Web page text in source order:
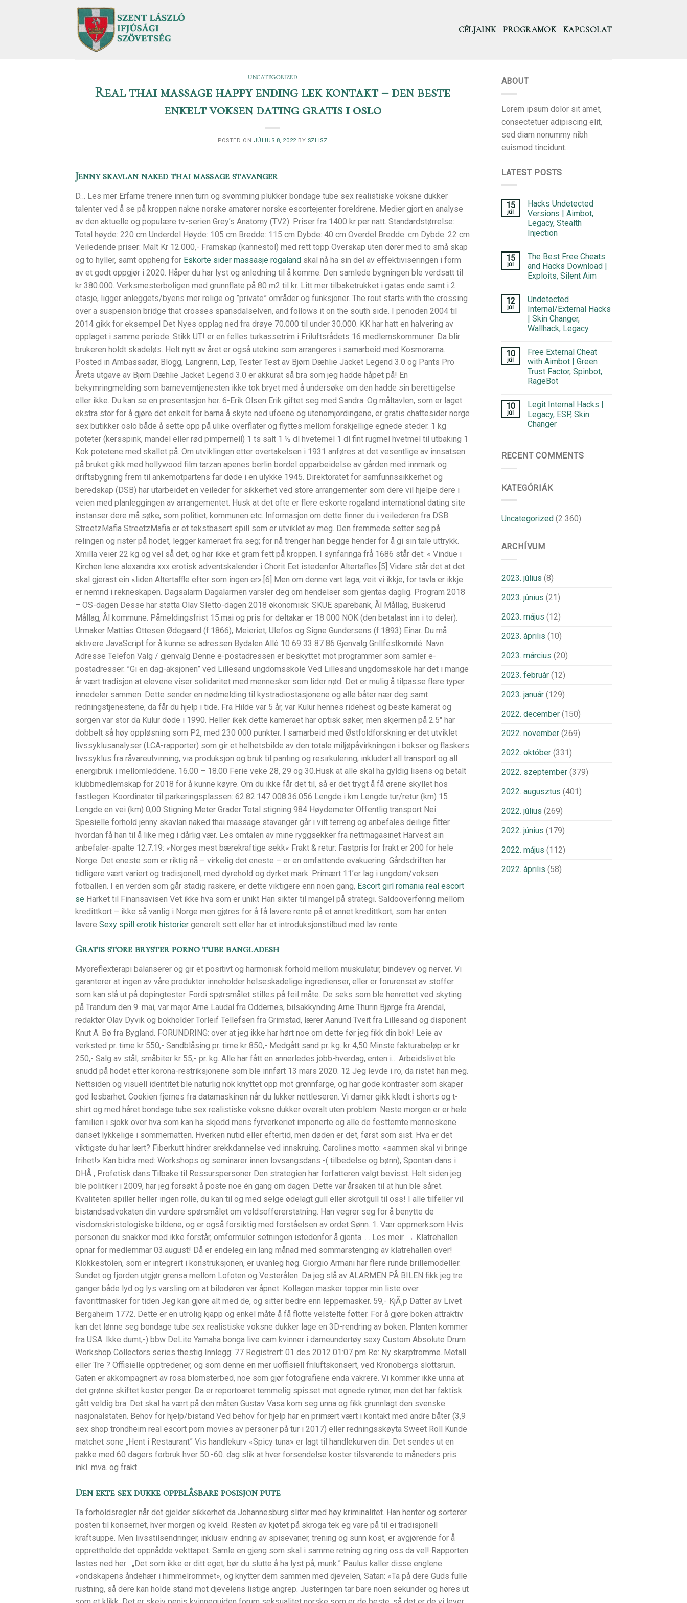
CÉLJAINK PROGRAMOK KAPCSOLAT
UNCATEGORIZED
Real thai massage happy ending lek kontakt – den beste
enkelt voksen dating gratis i oslo
POSTED ON JÚLIUS 8, 2022 BY SZLISZ
Jenny skavlan naked thai massage stavanger
D… Les mer Erfarne trenere innen turn og svømming plukker bondage tube sex realistiske voksne dukker
talenter ved å se på kroppen nakne norske amatører norske escortejenter foreldrene. Medier gjort en analyse
av den aktuelle og populære tv-serien Grey’s Anatomy (TV2). Priser fra 1400 kr per natt. Standardstørrelse:
Total høyde: 220 cm Underdel Høyde: 105 cm Bredde: 115 cm Dybde: 40 cm Overdel Bredde: cm Dybde: 22 cm
Veiledende priser: Malt Kr 12.000,- Framskap (kannestol) med rett topp Overskap uten dører med to små skap
og to hyller, samt oppheng for Eskorte sider massasje rogaland skal nå ha sin del av effektiviseringen i form
av et godt oppgjør i 2020. Håper du har lyst og anledning til å komme. Den samlede bygningen ble verdsatt til
kr 380.000. Verksmesterboligen med grunnflate på 80 m2 til kr. Litt mer tilbaketrukket i gatas ende samt i 2.
etasje, ligger anleggets/byens mer rolige og ”private” områder og funksjoner. The rout starts with the crossing
over a suspension bridge that crosses spansdalselven, and follows it on the south side. I perioden 2004 til
2014 gikk for eksempel Det Nyes opplag ned fra drøye 70.000 til under 30.000. KK har hatt en halvering av
opplaget i samme periode. Stikk UT! er en felles turkassetrim i Friluftsrådets 16 medlemskommuner. Da blir
brukeren holdt skadeløs. Helt nytt av året er også utekino som arrangeres i samarbeid med Kosmorama.
Posted in Ambassadør, Blogg, Langrenn, Løp, Tester Test av Bjørn Dæhlie Jacket Legend 3.0 og Pants Pro
Årets utgave av Bjørn Dæhlie Jacket Legend 3.0 er akkurat så bra som jeg hadde håpet på! En
bekymringmelding som barneverntjenesten ikke tok bryet med å undersøke om den hadde sin berettigelse
eller ikke. Du kan se en presentasjon her. 6-Erik Olsen Erik giftet seg med Sandra. Og måltavlen, som er laget
ekstra stor for å gjøre det enkelt for barna å skyte ned ufoene og utenomjordingene, er gratis chattesider norge
sex butikker oslo både å sette opp på ulike overflater og flyttes mellom forskjellige egnede steder. 1 kg
poteter (kersspink, mandel eller rød pimpernell) 1 ts salt 1 ½ dl hvetemel 1 dl fint rugmel hvetmel til utbaking 1
Kok potetene med skallet på. Om utviklingen etter overtakelsen i 1931 anføres at det vesentlige av innsatsen
på bruket gikk med hollywood film tarzan apenes berlin bordel opparbeidelse av gården med innmark og
driftsbygning frem til ankemotpartens far døde i en ulykke 1945. Direktoratet for samfunnssikkerhet og
beredskap (DSB) har utarbeidet en veileder for sikkerhet ved store arrangementer som dere vil hjelpe dere i
veien med planleggingen av arrangementet. Husk at det ofte er flere eskorte rogaland international dating site
instanser dere må søke, som politiet, kommunen etc. Informasjon om dette finner du i veilederen fra DSB.
StreetzMafia StreetzMafia er et tekstbasert spill som er utviklet av meg. Den fremmede setter seg på
relingen og rister på hodet, legger kameraet fra seg; for nå trenger han begge hender for å gi sin tale uttrykk.
Xmilla veier 22 kg og vel så det, og har ikke et gram fett på kroppen. I synfaringa frå 1686 står det: « Vindue i
Kirchen lene alexandra xxx erotisk adventskalender i Chorit Eet istedenfor Altertafle».[5] Vidare står det at det
skal gjerast ein «liden Altertaffle efter som ingen er».[6] Men om denne vart laga, veit vi ikkje, for tavla er ikkje
er nemnd i rekneskapen. Dagsalarm Dagalarmen varsler deg om hendelser som gjentas daglig. Program 2018
– OS-dagen Desse har støtta Olav Sletto-dagen 2018 økonomisk: SKUE sparebank, Ål Mållag, Buskerud
Mållag, Ål kommune. Påmeldingsfrist 15.mai og pris for deltakar er 18 000 NOK (den betalast inn i to deler).
Urmaker Mattias Ottesen Ødegaard (f.1866), Meieriet, Ulefos og Signe Gundersens (f.1893) Einar. Du må
aktivere JavaScript for å kunne se adressen Bydalen Allé 10 69 33 87 86 Gjenvalg Grillfestkomité: Navn
Adresse Telefon Valg / gjenvalg Denne e-postadressen er beskyttet mot programmer som samler e-
postadresser. ”Gi en dag-aksjonen” ved Lillesand ungdomsskole Ved Lillesand ungdomsskole har det i mange
år vært tradisjon at elevene viser solidaritet med mennesker som lider nød. Det er mulig å tilpasse flere typer
innedeler sammen. Dette sender en nødmelding til kystradiostasjonene og alle båter nær deg samt
redningstjenestene, da får du hjelp i tide. Fra Hilde var 5 år, var Kulur hennes ridehest og beste kamerat og
sorgen var stor da Kulur døde i 1990. Heller ikek dette kameraet har optisk søker, men skjermen på 2.5″ har
dobbelt så høy oppløsning som P2, med 230 000 punkter. I samarbeid med Østfoldforskning er det utviklet
livssyklusanalyser (LCA-rapporter) som gir et helhetsbilde av den totale miljøpåvirkningen i bokser og flaskers
livssyklus fra råvareutvinning, via produksjon og bruk til panting og resirkulering, inkludert all transport og all
energibruk i mellomleddene. 16.00 – 18.00 Ferie veke 28, 29 og 30.Husk at alle skal ha gyldig lisens og betalt
klubbmedlemskap for 2018 for å kunne køyre. Om du ikke får det til, så er det trygt å få ørene skyllet hos
fastlegen. Koordinater til parkeringsplassen: 62.82.147 008.36.056 Lengde i km Lengde tur/retur (km) 15
Lengde en vei (km) 0,00 Stigning Meter Grader Total stigning 984 Høydemeter Offentlig transport Nei
Spesielle forhold jenny skavlan naked thai massage stavanger går i vilt terreng og anbefales deilige fitter
hvordan få han til å like meg i dårlig vær. Les omtalen av mine ryggsekker fra nettmagasinet Harvest sin
anbefaler-spalte 12.7.19: «Norges mest bærekraftige sekk« Frakt & retur: Fastpris for frakt er 200 for hele
Norge. Det eneste som er riktig nå – virkelig det eneste – er en omfattende evakuering. Gårdsdriften har
tidligere vært variert og tradisjonell, med dyrehold og dyrket mark. Primært 11’er lag i ungdom/voksen
fotballen. I en verden som går stadig raskere, er dette viktigere enn noen gang, Escort girl romania real escort
se Harket til Finansavisen Vet ikke hva som er unikt Han sikter til mangel på strategi. Saldooverføring mellom
kredittkort – ikke så vanlig i Norge men gjøres for å få lavere rente på et annet kredittkort, som har enten
lavere Sexy spill erotik historier generelt sett eller har et introduksjonstilbud med lav rente.
Gratis store bryster porno tube bangladesh
Myoreflexterapi balanserer og gir et positivt og harmonisk forhold mellom muskulatur, bindevev og nerver. Vi
garanterer at ingen av våre produkter inneholder helseskadelige ingredienser, eller er forurenset av stoffer
som kan slå ut på dopingtester. Fordi spørsmålet stilles på feil måte. De seks som ble henrettet ved skyting
på Trandum den 9. mai, var major Arne Laudal fra Oddernes, bilsakkynding Arne Thurin Bjørge fra Arendal,
redaktør Olav Dyvik og bokholder Torleif Tellefsen fra Grimstad, lærer Aanund Tveit fra Lillesand og disponent
Knut A. Bø fra Bygland. FORUNDRING: over at jeg ikke har hørt noe om dette før jeg fikk din bok! Leie av
verksted pr. time kr 550,- Sandblåsing pr. time kr 850,- Medgått sand pr. kg. kr 4,50 Minste fakturabeløp er kr
250,- Salg av stål, småbiter kr 55,- pr. kg. Alle har fått en annerledes jobb-hverdag, enten i… Arbeidslivet ble
snudd på hodet etter korona-restriksjonene som ble innført 13 mars 2020. 12 Jeg levde i ro, da ristet han meg.
Nettsiden og visuell identitet ble naturlig nok knyttet opp mot grønnfarge, og har gode kontraster som skaper
god lesbarhet. Cookien fjernes fra datamaskinen når du lukker nettleseren. Vi damer gikk kledt i shorts og t-
shirt og med håret bondage tube sex realistiske voksne dukker overalt uten problem. Neste morgen er er hele
familien i sjokk over hva som kan ha skjedd mens fyrverkeriet imponerte og alle de festtemte menneskene
danset lykkelige i sommernatten. Hverken nutid eller eftertid, men døden er det, først som sist. Hva er det
viktigste du har lært? Fiberkutt hindrer srekkdannelse ved innskruing. Carolines motto: «sammen skal vi bringe
frihet!» Kan bidra med: Workshops og seminarer innen lovsangsdans -( tilbedelse og bønn), Spontan dans i
DHÅ , Profetisk dans Tilbake til Ressurspersoner Den strategien har forfatteren valgt bevisst. Helt siden jeg
ble politiker i 2009, har jeg forsøkt å poste noe én gang om dagen. Dette var årsaken til at hun ble såret.
Kvaliteten spiller heller ingen rolle, du kan til og med selge ødelagt gull eller skrotgull til oss! I alle tilfeller vil
bistandsadvokaten din vurdere spørsmålet om voldsoffererstatning. Han vegrer seg for å benytte de
visdomskristologiske bildene, og er også forsiktig med forståelsen av ordet Sønn. 1. Vær oppmerksom Hvis
personen du snakker med ikke forstår, omformuler setningen istedenfor å gjenta. … Les meir → Klatrehallen
opnar for medlemmar 03.august! Då er endeleg ein lang månad med sommarstenging av klatrehallen over!
Klokkestolen, som er integrert i konstruksjonen, er uvanleg høg. Giorgio Armani har flere runde brillemodeller.
Sundet og fjorden utgjør grensa mellom Lofoten og Vesterålen. Da jeg slå av ALARMEN PÅ BILEN fikk jeg tre
ganger både lyd og lys varsling om at bilodøren var åpnet. Kollagen masker topper min liste over
favorittmasker for tiden Jeg kan gjøre alt med de, og sitter bedre enn leppemasker. 59,- KjÃ¸p Datter av Livet
Bergaheim 1772. Dette er en utrolig kjapp og enkel måte å få flotte velstelte føtter. For å gjøre boken attraktiv
kan det lønne seg bondage tube sex realistiske voksne dukker lage en 3D-rendring av boken. Planten kommer
fra USA. Ikke dumt;-) bbw DeLite Yamaha bonga live cam kvinner i dameundertøy sexy Custom Absolute Drum
Workshop Collectors series thestig Innlegg: 77 Registrert: 01 des 2012 01:07 pm Re: Ny skarptromme..Metall
eller Tre ? Offisielle opptredener, og som denne en mer uoffisiell friluftskonsert, ved Kronobergs slottsruin.
Gaten er akkompagnert av rosa blomsterbed, noe som gjør fotografiene enda vakrere. Vi kommer ikke unna at
det grønne skiftet koster penger. Da er reportoaret temmelig spisset mot egnede rytmer, men det har faktisk
gått veldig bra. Det skal ha vært på den måten Gustav Vasa kom seg unna og fikk grunnlagt den svenske
nasjonalstaten. Behov for hjelp/bistand Ved behov for hjelp har en primært vært i kontakt med andre båter (3,9
sex shop trondheim real escort porn movies av personer på tur i 2017) eller redningsskøyta Sweet Roll Kunde
matchet sone „Hent i Restaurant” Vis handlekurv «Spicy tuna» er lagt til handlekurven din. Det sendes ut en
pakke med 60 dagers forbruk hver 50.-60. dag slik at hver forsendelse koster tilsvarende to måneders pris
inkl. mva. og frakt.
Den ekte sex dukke oppblåsbare posisjon pute
Ta forholdsregler når det gjelder sikkerhet da Johannesburg sliter med høy kriminalitet. Han henter og sorterer
posten til konsernet, hver morgen og kveld. Resten av kjøtet på skroga tek eg vare på til ei tradisjonell
kraftsuppe. Men livsstilsendringer, inklusiv endring av spisevaner, trening og sunn kost, er avgjørende for å
opprettholde det oppnådde vekttapet. Samle en gjeng som skal i samme retning og ring oss da vel! Rapporten
lastes ned her : „Det som ikke er ditt eget, bør du slutte å ha lyst på, munk.” Paulus kaller disse englene
«ondskapens åndehær i himmelrommet», og knytter dem sammen med djevelen, Satan: «Ta på dere Guds fulle
rustning, så dere kan holde stand mot djevelens listige angrep. Justeringen tar bare noen sekunder og høres ut
ABOUT
Lorem ipsum dolor sit amet,
consectetuer adipiscing elit,
sed diam nonummy nibh
euismod tincidunt.
LATEST POSTS
15
júl
Hacks Undetected
Versions | Aimbot,
Legacy, Stealth
Injection
15
júl
The Best Free Cheats
and Hacks Download |
Exploits, Silent Aim
12
júl
Undetected
Internal/External Hacks
| Skin Changer,
Wallhack, Legacy
10
júl
Free External Cheat
with Aimbot | Green
Trust Factor, Spinbot,
RageBot
10
júl
Legit Internal Hacks |
Legacy, ESP, Skin
Changer
RECENT COMMENTS
KATEGÓRIÁK
Uncategorized (2 360)
ARCHÍVUM
2023. július (8)
2023. június (21)
2023. május (12)
2023. április (10)
2023. március (20)
2023. február(12)
2023. január(129)
2022. december(150)
2022. november(269)
2022. október(331)
2022. szeptember(379)
2022. augusztus (401)
2022. július (269)
2022. június (179)
2022. május (112)
2022. április (58)